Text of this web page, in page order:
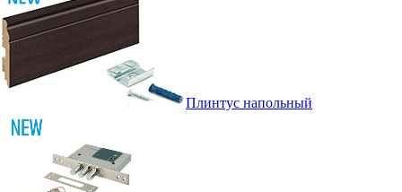
Плинтус напольный